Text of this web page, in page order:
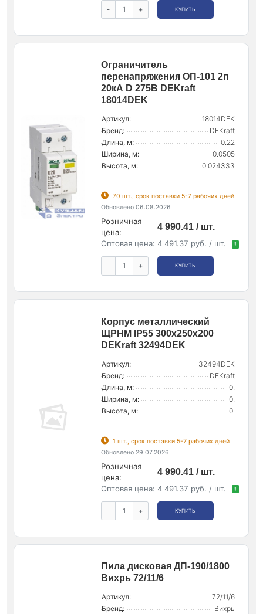
- + КУПИТЬ
Ограничитель
перенапряжения ОП-101 2п
20кА D 275В DEKraft
18014DEK
Артикул:
18014DEK
Бренд:
DEKraft
Длина, м:
0.22
Ширина, м:
0.0505
Высота, м:
0.024333
70 шт., срок поставки 5-7 рабочих дней
Обновлено 06.08.2026
Розничная
цена:
4 990.41 / шт.
Оптовая цена: 4 491.37 руб. / шт. !
- + КУПИТЬ
Корпус металлический
ЩРНМ IP55 300х250х200
DEKraft 32494DEK
Артикул:
32494DEK
Бренд:
DEKraft
Длина, м:
0.
Ширина, м:
0.
Высота, м:
0.
1 шт., срок поставки 5-7 рабочих дней
Обновлено 29.07.2026
Розничная
цена:
4 990.41 / шт.
Оптовая цена: 4 491.37 руб. / шт. !
- + КУПИТЬ
Пила дисковая ДП-190/1800
Вихрь 72/11/6
Артикул:
72/11/6
Бренд:
Вихрь